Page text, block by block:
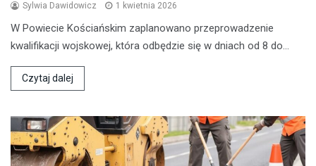
Sylwia Dawidowicz 1 kwietnia 2026
W Powiecie Kościańskim zaplanowano przeprowadzenie
kwalifikacji wojskowej, która odbędzie się w dniach od 8 do…
Czytaj dalej